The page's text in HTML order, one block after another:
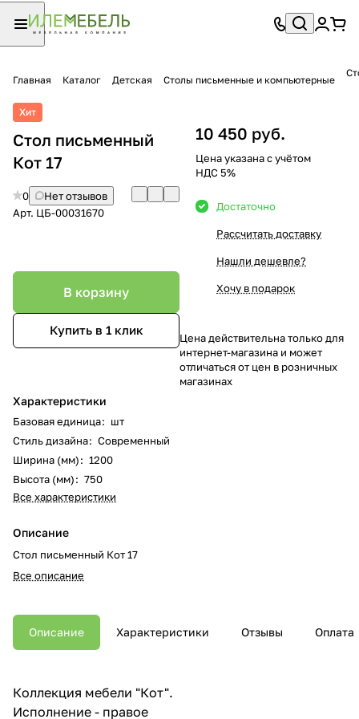
Главная Каталог Детская Столы письменные и компьютерные
Хит
Стол письменный
Кот 17
0
Нет отзывов
Арт. ЦБ-00031670
В корзину
Купить в 1 клик
Характеристики
Базовая единица: шт
Стиль дизайна: Современный
Ширина (мм): 1200
Высота (мм): 750
Все характеристики
Описание
Стол письменный Кот 17
Все описание
10 450 руб.
Цена указана с учётом
НДС 5%
Достаточно
Рассчитать доставку
Нашли дешевле?
Хочу в подарок
Цена действительна только для
интернет-магазина и может
отличаться от цен в розничных
магазинах
Описание Характеристики Отзывы Оплата
Коллекция мебели "Кот".
Исполнение - правое